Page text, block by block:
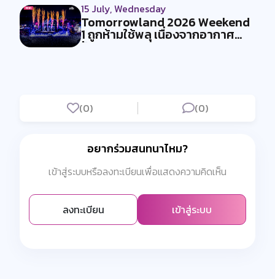
15 July, Wednesday
Tomorrowland 2026 Weekend
1 ถูกห้ามใช้พลุ เนื่องจากอากาศ
ร้อน...
(0) (0)
อยากร่วมสนทนาไหม?
เข้าสู่ระบบหรือลงทะเบียนเพื่อแสดงความคิดเห็น
ลงทะเบียน เข้าสู่ระบบ